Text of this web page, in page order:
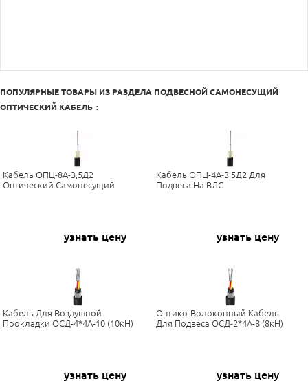
ПОПУЛЯРНЫЕ ТОВАРЫ ИЗ РАЗДЕЛА ПОДВЕСНОЙ САМОНЕСУЩИЙ
ОПТИЧЕСКИЙ КАБЕЛЬ :
Кабель ОПЦ-8А-3,5Д2
Оптический Самонесущий
узнать цену
Кабель ОПЦ-4А-3,5Д2 Для
Подвеса На ВЛС
узнать цену
Кабель Для Воздушной
Прокладки ОСД-4*4А-10 (10кН)
узнать цену
Оптико-Волоконный Кабель
Для Подвеса ОСД-2*4А-8 (8кН)
узнать цену